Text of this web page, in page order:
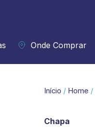
Onde Comprar
Início / Home /
Chapa